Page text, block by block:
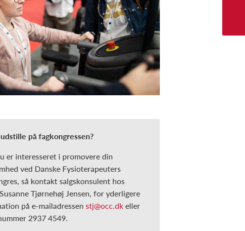
på fagkongressen?
er interesseret i promovere din
ved Danske Fysioterapeuters
så kontakt salgskonsulent hos
Tjørnehøj Jensen, for yderligere
på e-mailadressen stj@occ.dkeller
2937 4549.